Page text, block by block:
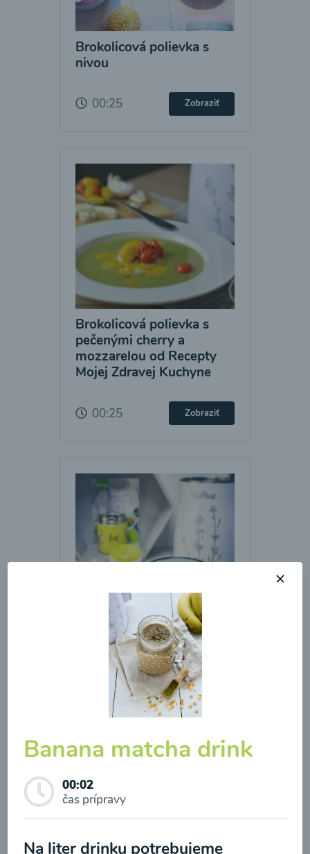
Brokolicová polievka s
nivou
00:25 Zobraziť
Brokolicová polievka s
pečenými cherry a
mozzarelou od Recepty
Mojej Zdravej Kuchyne
00:25 Zobraziť
Brokolicová polievka so
syrom
00:25 Zobraziť
Banana matcha drink
00:02
čas prípravy
Na liter drinku potrebujeme
Odber noviniek a akcií
Odoslaním registrácie na Newsletter súhlasím so